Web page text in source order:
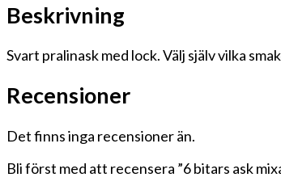
Beskrivning
Svart pralinask med lock. Välj själv vilka
Recensioner
Det finns inga recensioner än.
Bli först med att recensera ”6 bitars ask